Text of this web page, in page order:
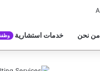
من نحن خدمات استشارية